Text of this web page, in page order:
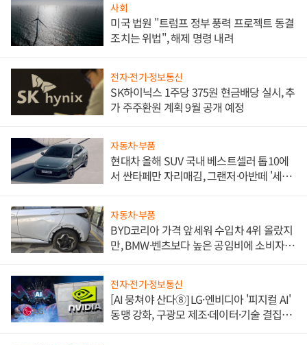
사회
미국 법원 "트럼프 정부 풍력 프로젝트 동결
조치는 위법", 해제 명령 내려
전자·전기·정보통신
SK하이닉스 1주당 375원 현금배당 실시, 추
가 주주환원 계획 9월 공개 예정
자동차·부품
현대차 올해 SUV 국내 베스트셀러 톱10에
서 싼타페만 자리매김, 그랜저·아반떼 '세단
자동차·부품
BYD코리아 가격 앞세워 수입차 4위 올랐지
만, BMW·벤츠보다 높은 공임비에 소비자
전자·전기·정보통신
[AI 뭉쳐야 산다⑧] LG·엔비디아 '피지컬 AI'
동맹 강화, 구광모 제조·데이터·기술 결집